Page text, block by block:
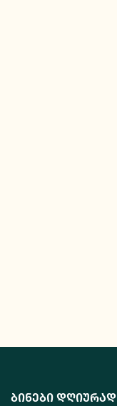
ბინები დღიურად